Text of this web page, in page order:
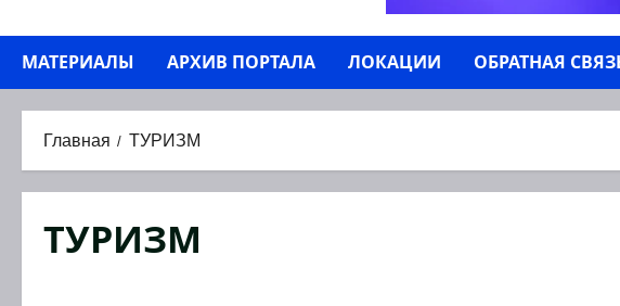
МАТЕРИАЛЫ АРХИВ ПОРТАЛА ЛОКАЦИИ ОБРАТНАЯ
Главная ТУРИЗМ
ТУРИЗМ